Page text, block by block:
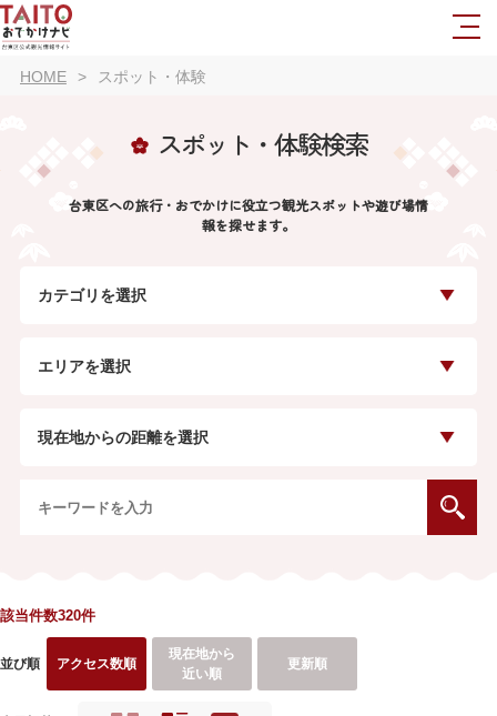
HOME スポット・体験
スポット・体験検索
台東区への旅行・おでかけに役立つ観光スポットや遊び場情
報を探せます。
カテゴリを選択
エリアを選択
現在地からの距離を選択
該当件数320件
並び順 アクセス数順
現在地から
近い順
更新順